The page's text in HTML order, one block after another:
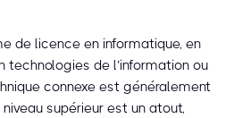
de licence en informatique, en
technologies de l’information ou
connexe est généralement
supérieur est un atout,